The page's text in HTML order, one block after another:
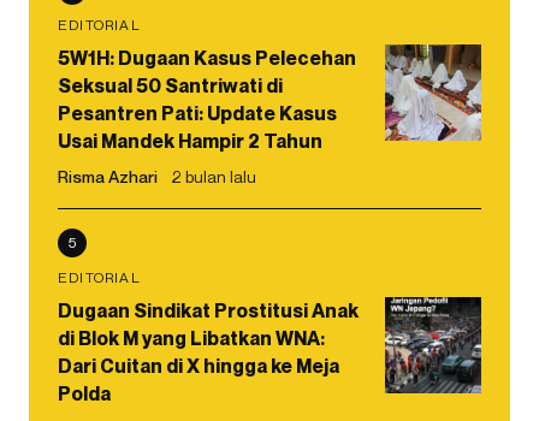
EDITORIAL
5W1H: Dugaan Kasus Pelecehan
Seksual 50 Santriwati di
Pesantren Pati: Update Kasus
Usai Mandek Hampir 2 Tahun
Risma Azhari 2 bulan lalu
5
EDITORIAL
Dugaan Sindikat Prostitusi Anak
di Blok M yang Libatkan WNA:
Dari Cuitan di X hingga ke Meja
Polda